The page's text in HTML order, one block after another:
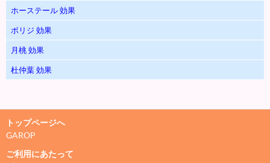
ホーステール 効果
ボリジ 効果
月桃 効果
杜仲葉 効果
トップページへ
GAROP
ご利用にあたって